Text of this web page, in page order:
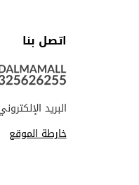
اتصل بنا
البريد
خارطة الموقع